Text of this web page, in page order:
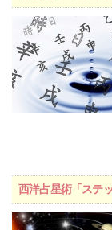
西洋占星術「ステ